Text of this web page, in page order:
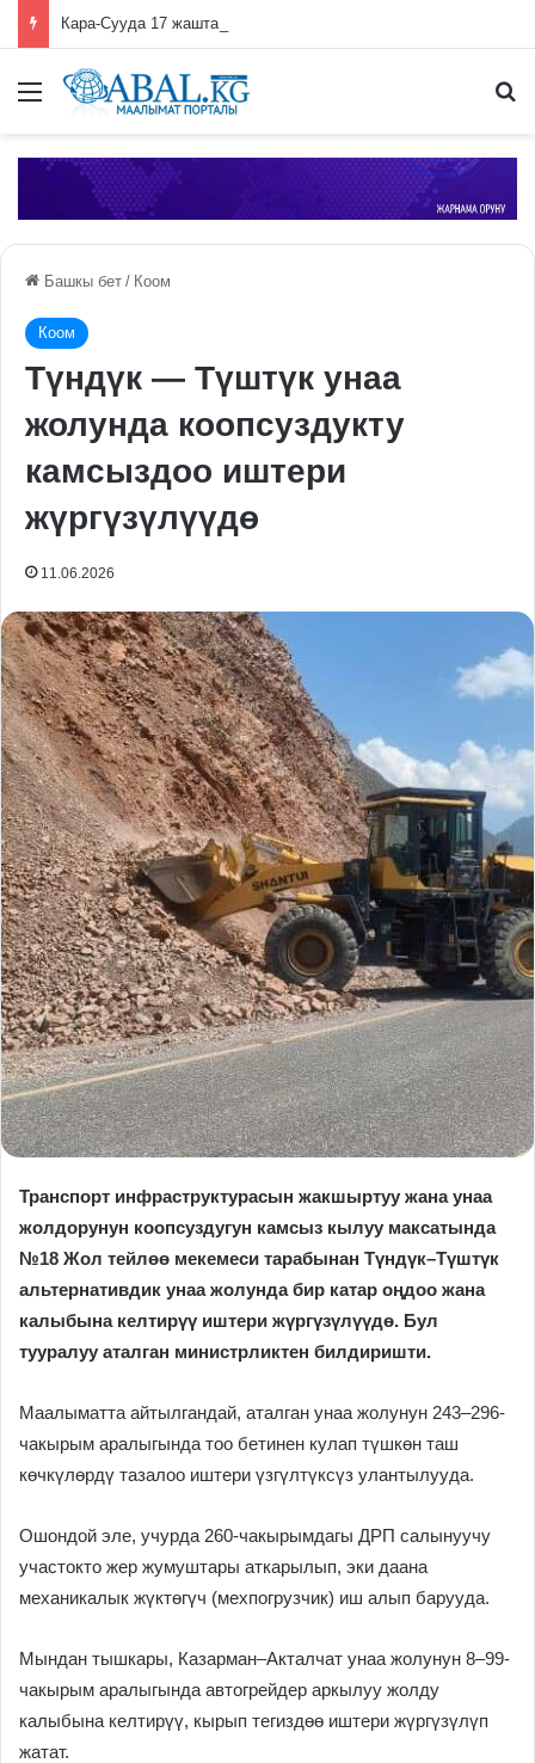
Меню
Башкы бет / Коом
Коом
Түндүк — Түштүк унаа
жолунда коопсуздукту
камсыздоо иштери
жүргүзүлүүдө
11.06.2026
Транспорт инфраструктурасын жакшыртуу жана унаа
жолдорунун коопсуздугун камсыз кылуу максатында
№18 Жол тейлөө мекемеси тарабынан Түндүк–Түштүк
альтернативдик унаа жолунда бир катар оңдоо жана
калыбына келтирүү иштери жүргүзүлүүдө. Бул
тууралуу аталган министрликтен билдиришти.
Маалыматта айтылгандай, аталган унаа жолунун 243–296-
чакырым аралыгында тоо бетинен кулап түшкөн таш
көчкүлөрдү тазалоо иштери үзгүлтүксүз улантылууда.
Ошондой эле, учурда 260-чакырымдагы ДРП салынуучу
участокто жер жумуштары аткарылып, эки даана
механикалык жүктөгүч (мехпогрузчик) иш алып барууда.
Мындан тышкары, Казарман–Акталчат унаа жолунун 8–99-
чакырым аралыгында автогрейдер аркылуу жолду
калыбына келтирүү, кырып тегиздөө иштери жүргүзүлүп
жатат.